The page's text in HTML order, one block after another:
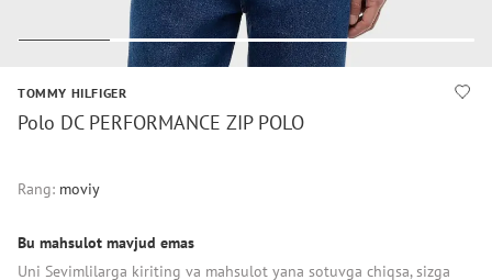
TOMMY HILFIGER
Polo DC PERFORMANCE ZIP POLO
Rang: moviy
Bu mahsulot mavjud emas
Uni Sevimlilarga kiriting va mahsulot yana sotuvga chiqsa, sizga